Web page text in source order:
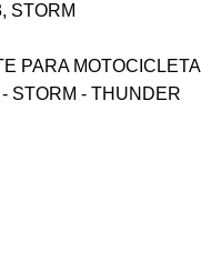
, STORM
PARA MOTOCICLETA
STORM - THUNDER